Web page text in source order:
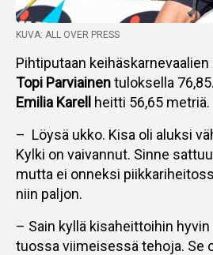
KUVA: ALL OVER PRESS
Pihtiputaan
Topi Parviainentuloksella
Emilia Karell
heitti 56,65 metriä.
– Löysä ukko. Kisa oli aluksi
Kylki on vaivannut. Sinne
mutta ei onneksi
niin paljon.
– Sain kyllä kisaheittoihin hyvin
tuossa viimeisessä tehoja. Se